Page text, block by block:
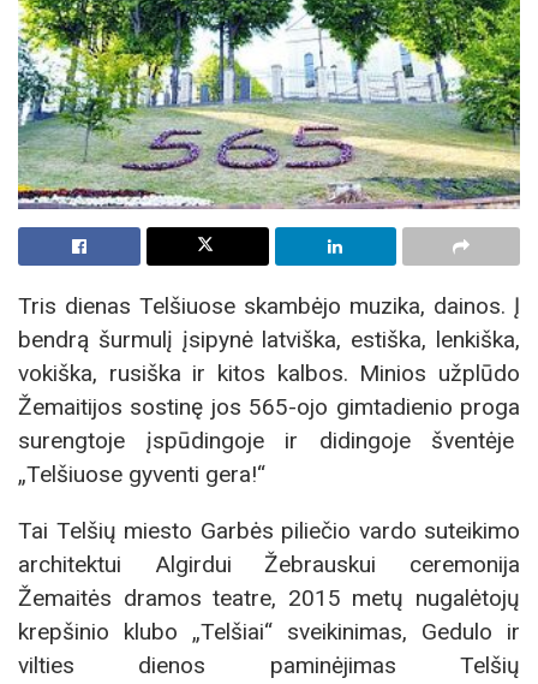
Tris dienas Telšiuose skambėjo muzika, dainos. Į
bendrą šurmulį įsipynė latviška, estiška, lenkiška,
vokiška, rusiška ir kitos kalbos. Minios užplūdo
Žemaitijos sostinę jos 565-ojo gimtadienio proga
surengtoje įspūdingoje ir didingoje šventėje
„Telšiuose gyventi gera!“
Tai Telšių miesto Garbės piliečio vardo suteikimo
architektui Algirdui Žebrauskui ceremonija
Žemaitės dramos teatre, 2015 metų nugalėtojų
krepšinio klubo „Telšiai“ sveikinimas, Gedulo ir
vilties dienos paminėjimas Telšių